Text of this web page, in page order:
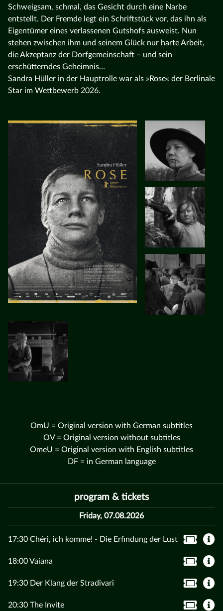
Schweigsam, schmal, das Gesicht durch eine Narbe
entstellt. Der Fremde legt ein Schriftstück vor, das ihn als
Eigentümer eines verlassenen Gutshofs ausweist. Nun
stehen zwischen ihm und seinem Glück nur harte Arbeit,
die Akzeptanz der Dorfgemeinschaft – und sein
erschütterndes Geheimnis…
Sandra Hüller in der Hauptrolle war als »Rose« der Berlinale
Star im Wettbewerb 2026.
OmU = Original version with German subtitles
OV = Original version without subtitles
OmeU = Original version with English subtitles
DF = in German language
program & tickets
Friday, 07.08.2026
17:30 Chéri, ich komme! - Die Erfindung der Lust
18:00 Vaiana
19:30 Der Klang der Stradivari
20:30 The Invite